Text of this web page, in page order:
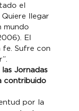
el
llegar
mundo
El
fe. Sufre con
Jornadas
contribuido
por la